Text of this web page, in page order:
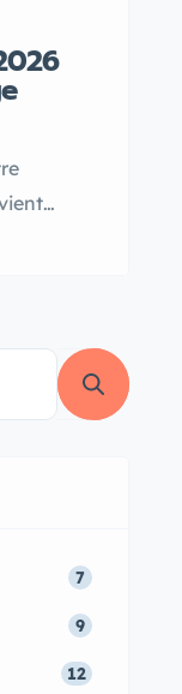
7
9
12